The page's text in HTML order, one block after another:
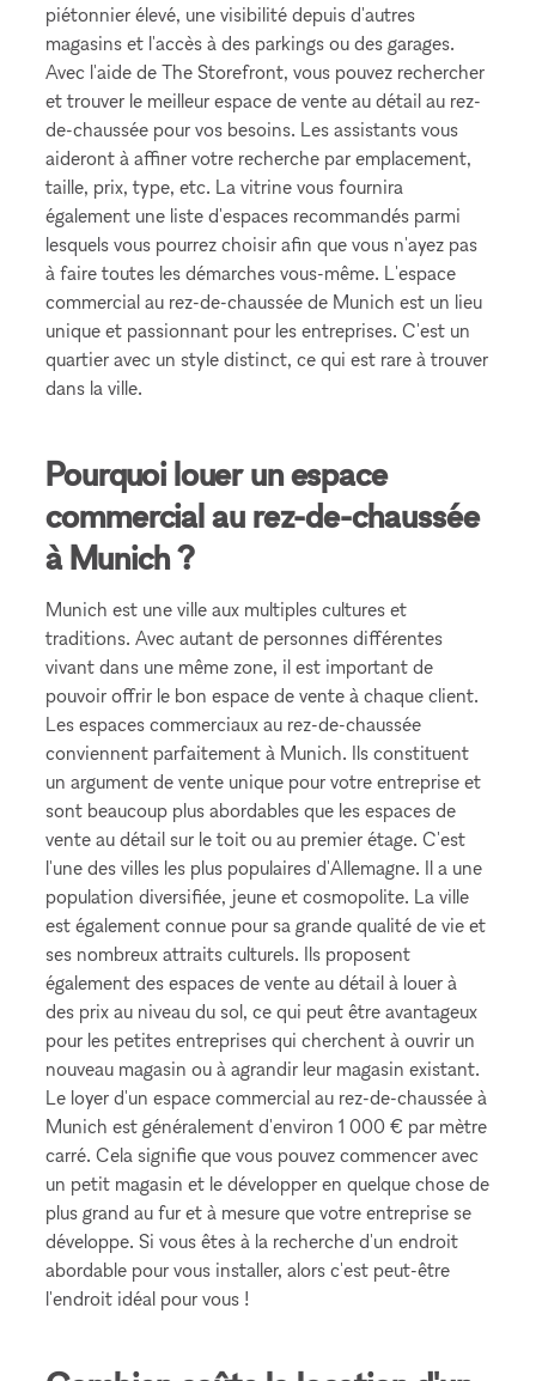
piétonnier élevé, une visibilité depuis d'autres
magasins et l'accès à des parkings ou des garages.
Avec l'aide de The Storefront, vous pouvez rechercher
et trouver le meilleur espace de vente au détail au rez-
de-chaussée pour vos besoins. Les assistants vous
aideront à affiner votre recherche par emplacement,
taille, prix, type, etc. La vitrine vous fournira
également une liste d'espaces recommandés parmi
lesquels vous pourrez choisir afin que vous n'ayez pas
à faire toutes les démarches vous-même. L'espace
commercial au rez-de-chaussée de Munich est un lieu
unique et passionnant pour les entreprises. C'est un
quartier avec un style distinct, ce qui est rare à trouver
dans la ville.
Pourquoi louer un espace
commercial au rez-de-chaussée
à Munich ?
Munich est une ville aux multiples cultures et
traditions. Avec autant de personnes différentes
vivant dans une même zone, il est important de
pouvoir offrir le bon espace de vente à chaque client.
Les espaces commerciaux au rez-de-chaussée
conviennent parfaitement à Munich. Ils constituent
un argument de vente unique pour votre entreprise et
sont beaucoup plus abordables que les espaces de
vente au détail sur le toit ou au premier étage. C'est
l'une des villes les plus populaires d'Allemagne. Il a une
population diversifiée, jeune et cosmopolite. La ville
est également connue pour sa grande qualité de vie et
ses nombreux attraits culturels. Ils proposent
également des espaces de vente au détail à louer à
des prix au niveau du sol, ce qui peut être avantageux
pour les petites entreprises qui cherchent à ouvrir un
nouveau magasin ou à agrandir leur magasin existant.
Le loyer d'un espace commercial au rez-de-chaussée à
Munich est généralement d'environ 1 000 € par mètre
carré. Cela signifie que vous pouvez commencer avec
un petit magasin et le développer en quelque chose de
plus grand au fur et à mesure que votre entreprise se
développe. Si vous êtes à la recherche d'un endroit
abordable pour vous installer, alors c'est peut-être
l'endroit idéal pour vous !